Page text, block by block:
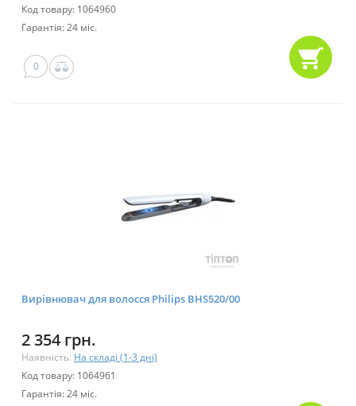
Код товару: 1064960
Гарантія: 24 міс.
0
Вирівнювач для волосся Philips BHS520/00
2 354 грн.
Наявність: На складі (1-3 дні)
Код товару: 1064961
Гарантія: 24 міс.